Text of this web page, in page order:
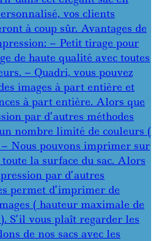
vos clients
à coup sûr. Avantages de
– Petit tirage pour
de haute qualité avec toutes
– Quadri, vous pouvez
images à part entière et
à part entière. Alors que
par d’autres méthodes
nombre limité de couleurs (
– Nous pouvons imprimer sur
la surface du sac. Alors
par d’autres
permet d’imprimer de
( hauteur maximale de
S’il vous plaît regarder les
de nos sacs avec les